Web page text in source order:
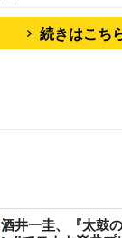
続きはこち
酒井一圭、『太鼓